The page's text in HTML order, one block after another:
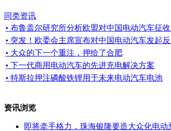
同类资讯
• 布鲁盖尔研究所分析欧盟对中国电动汽车征
• 突发！欧委会主席宣布对中国电动汽车发起
• 大众的下一个重注，押给了合肥
• 下一代商用电动汽车的先进充电解决方案
• 特斯拉押注磷酸铁锂用于未来电动汽车电池
资讯浏览
即将牵手格力，珠海银隆要造大众化电动